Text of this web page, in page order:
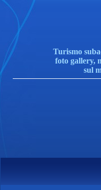
Turismo
foto gallery,
sul